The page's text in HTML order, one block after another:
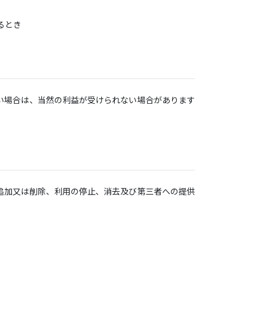
とき
合は、当然の利益が受けられない場合があります
又は削除、利用の停止、消去及び第三者への提供